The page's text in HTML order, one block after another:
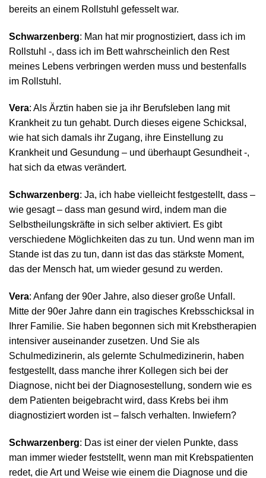
bereits an einem Rollstuhl gefesselt war.
Schwarzenberg: Man hat mir prognostiziert, dass ich im
Rollstuhl -, dass ich im Bett wahrscheinlich den Rest
meines Lebens verbringen werden muss und bestenfalls
im Rollstuhl.
Vera: Als Ärztin haben sie ja ihr Berufsleben lang mit
Krankheit zu tun gehabt. Durch dieses eigene Schicksal,
wie hat sich damals ihr Zugang, ihre Einstellung zu
Krankheit und Gesundung – und überhaupt Gesundheit -,
hat sich da etwas verändert.
Schwarzenberg: Ja, ich habe vielleicht festgestellt, dass –
wie gesagt – dass man gesund wird, indem man die
Selbstheilungskräfte in sich selber aktiviert. Es gibt
verschiedene Möglichkeiten das zu tun. Und wenn man im
Stande ist das zu tun, dann ist das das stärkste Moment,
das der Mensch hat, um wieder gesund zu werden.
Vera: Anfang der 90er Jahre, also dieser große Unfall.
Mitte der 90er Jahre dann ein tragisches Krebsschicksal in
Ihrer Familie. Sie haben begonnen sich mit Krebstherapien
intensiver auseinander zusetzen. Und Sie als
Schulmedizinerin, als gelernte Schulmedizinerin, haben
festgestellt, dass manche ihrer Kollegen sich bei der
Diagnose, nicht bei der Diagnosestellung, sondern wie es
dem Patienten beigebracht wird, dass Krebs bei ihm
diagnostiziert worden ist – falsch verhalten. Inwiefern?
Schwarzenberg: Das ist einer der vielen Punkte, dass
man immer wieder feststellt, wenn man mit Krebspatienten
redet, die Art und Weise wie einem die Diagnose und die